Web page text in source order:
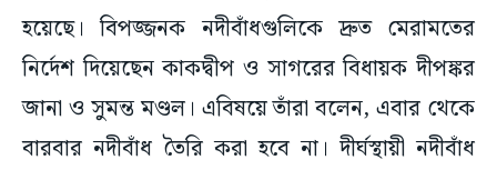
হয়েছে। বিপজ্জনক নদীবাঁধগুলিকে দ্রুত মেরামতের
নির্দেশ দিয়েছেন কাকদ্বীপ ও সাগরের বিধায়ক দীপঙ্কর
জানা ও সুমন্ত মণ্ডল। এবিষয়ে তাঁরা বলেন, এবার থেকে
বারবার নদীবাঁধ তৈরি করা হবে না। দীর্ঘস্থায়ী নদীবাঁধ